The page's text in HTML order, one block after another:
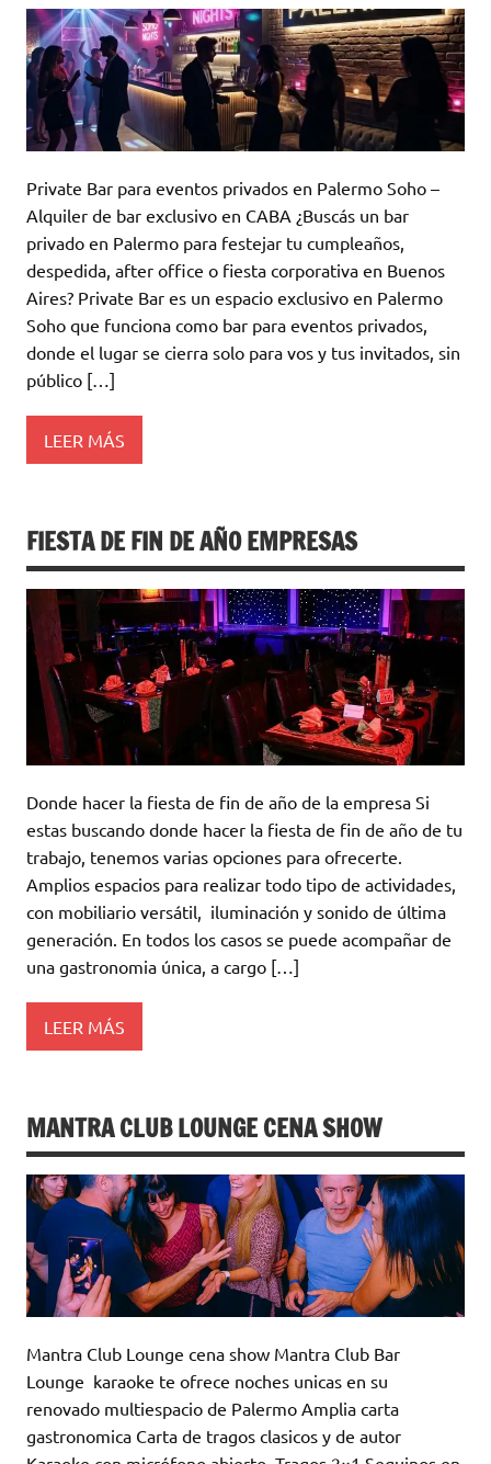
Private Bar para eventos privados en Palermo Soho –
Alquiler de bar exclusivo en CABA ¿Buscás un bar
privado en Palermo para festejar tu cumpleaños,
despedida, after office o fiesta corporativa en Buenos
Aires? Private Bar es un espacio exclusivo en Palermo
Soho que funciona como bar para eventos privados,
donde el lugar se cierra solo para vos y tus invitados, sin
público […]
LEER MÁS
FIESTA DE FIN DE AÑO EMPRESAS
Donde hacer la fiesta de fin de año de la empresa Si
estas buscando donde hacer la fiesta de fin de año de tu
trabajo, tenemos varias opciones para ofrecerte.
Amplios espacios para realizar todo tipo de actividades,
con mobiliario versátil, iluminación y sonido de última
generación. En todos los casos se puede acompañar de
una gastronomia única, a cargo […]
LEER MÁS
MANTRA CLUB LOUNGE CENA SHOW
Mantra Club Lounge cena show Mantra Club Bar
Lounge karaoke te ofrece noches unicas en su
renovado multiespacio de Palermo Amplia carta
gastronomica Carta de tragos clasicos y de autor